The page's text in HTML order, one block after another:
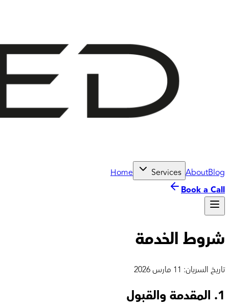
Home Services AboutBlog
Book a Call
شروط الخدمة
تاريخ السريان: 11 مارس 2026
1. المقدمة والقبول